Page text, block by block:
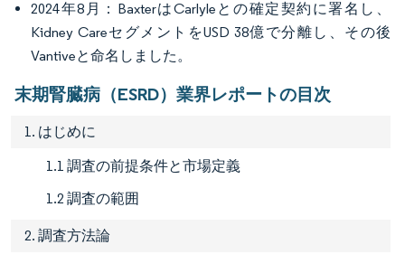
2024年8月：BaxterはCarlyleとの確定契約に署名し、
Kidney CareセグメントをUSD 38億で分離し、その後
Vantiveと命名しました。
末期腎臓病（ESRD）業界レポートの目次
1. はじめに
1.1 調査の前提条件と市場定義
1.2 調査の範囲
2. 調査方法論